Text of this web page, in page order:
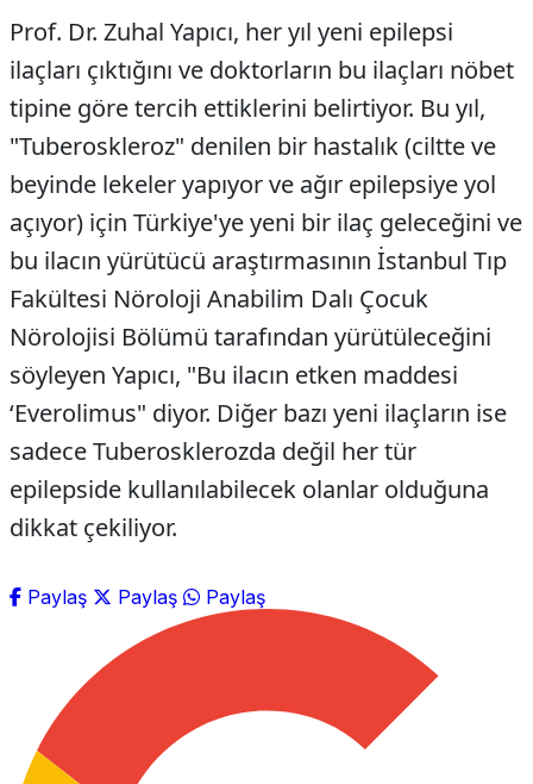
Prof. Dr. Zuhal Yapıcı, her yıl yeni epilepsi
ilaçları çıktığını ve doktorların bu ilaçları nöbet
tipine göre tercih ettiklerini belirtiyor. Bu yıl,
"Tuberoskleroz" denilen bir hastalık (ciltte ve
beyinde lekeler yapıyor ve ağır epilepsiye yol
açıyor) için Türkiye'ye yeni bir ilaç geleceğini ve
bu ilacın yürütücü araştırmasının İstanbul Tıp
Fakültesi Nöroloji Anabilim Dalı Çocuk
Nörolojisi Bölümü tarafından yürütüleceğini
söyleyen Yapıcı, "Bu ilacın etken maddesi
‘Everolimus" diyor. Diğer bazı yeni ilaçların ise
sadece Tuberosklerozda değil her tür
epilepside kullanılabilecek olanlar olduğuna
dikkat çekiliyor.
Paylaş Paylaş Paylaş